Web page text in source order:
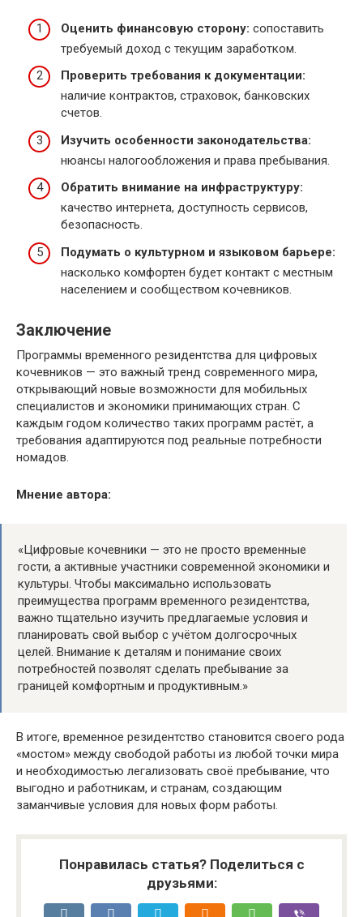
Оценить финансовую сторону: сопоставить
требуемый доход с текущим заработком.
Проверить требования к документации:
наличие контрактов, страховок, банковских
счетов.
Изучить особенности законодательства:
нюансы налогообложения и права пребывания.
Обратить внимание на инфраструктуру:
качество интернета, доступность сервисов,
безопасность.
Подумать о культурном и языковом барьере:
насколько комфортен будет контакт с местным
населением и сообществом кочевников.
Заключение
Программы временного резидентства для цифровых
кочевников — это важный тренд современного мира,
открывающий новые возможности для мобильных
специалистов и экономики принимающих стран. С
каждым годом количество таких программ растёт, а
требования адаптируются под реальные потребности
номадов.
Мнение автора:
«Цифровые кочевники — это не просто временные
гости, а активные участники современной экономики и
культуры. Чтобы максимально использовать
преимущества программ временного резидентства,
важно тщательно изучить предлагаемые условия и
планировать свой выбор с учётом долгосрочных
целей. Внимание к деталям и понимание своих
потребностей позволят сделать пребывание за
границей комфортным и продуктивным.»
В итоге, временное резидентство становится своего рода
«мостом» между свободой работы из любой точки мира
и необходимостью легализовать своё пребывание, что
выгодно и работникам, и странам, создающим
заманчивые условия для новых форм работы.
Понравилась статья? Поделиться с
друзьями: